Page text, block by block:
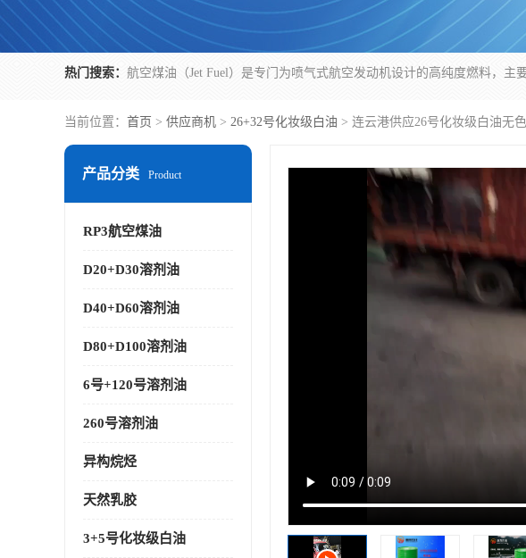
热门搜索：
当前位置： 首页 > 供应商机 > 26+32号化妆级白油 > 连云港供应26号化妆级白油无
产品分类 Product
RP3航空煤油
D20+D30溶剂油
D40+D60溶剂油
D80+D100溶剂油
6号+120号溶剂油
260号溶剂油
异构烷烃
天然乳胶
3+5号化妆级白油